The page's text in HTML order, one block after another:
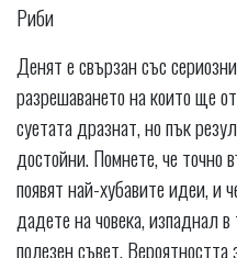
Риби
Денят е свързан със
разрешаването на които ще
суетата дразнат, но пък
достойни. Помнете, че точно
появят най-хубавите идеи, и
дадете на човека, изпаднал
полезен съвет. Вероятността